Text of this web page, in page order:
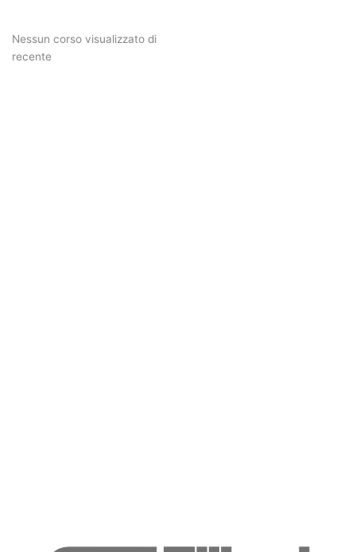
Nessun corso visualizzato di
recente